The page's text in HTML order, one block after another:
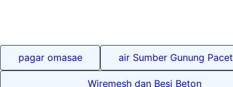
pagar omasae air Sumber Gunung Pacet
Wiremesh dan Besi Beton